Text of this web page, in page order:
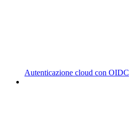
Autenticazione cloud con OIDC